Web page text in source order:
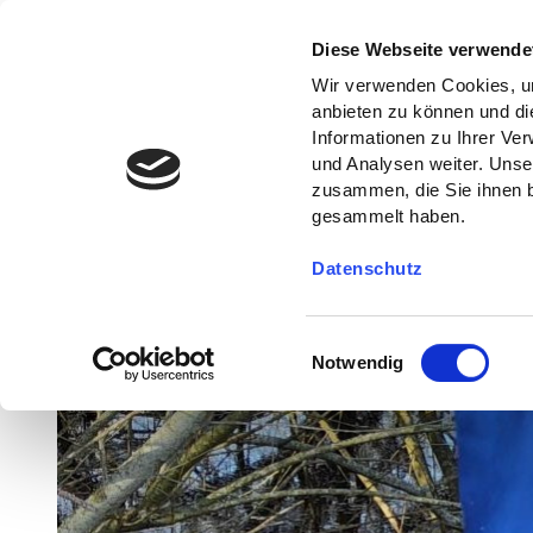
Diese Webseite
Wir verwenden Cookies,
anbieten zu können und
Informationen zu Ihrer
und Analysen weiter.
zusammen, die Sie ihnen
gesammelt haben.
Datenschutz
i
w
i
l
l
Notwendig